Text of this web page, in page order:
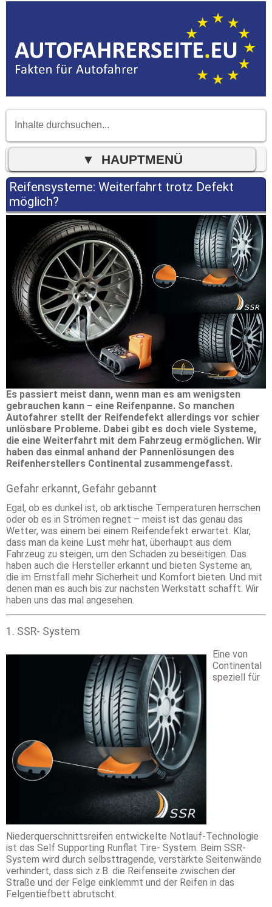
Reifensysteme: Weiterfahrt trotz Defekt
möglich?
Es passiert meist dann, wenn man es am wenigsten
gebrauchen kann – eine Reifenpanne. So manchen
Autofahrer stellt der Reifendefekt allerdings vor schier
unlösbare Probleme. Dabei gibt es doch viele Systeme,
die eine Weiterfahrt mit dem Fahrzeug ermöglichen. Wir
haben das einmal anhand der Pannenlösungen des
Reifenherstellers Continental zusammengefasst.
Gefahr erkannt, Gefahr gebannt
Egal, ob es dunkel ist, ob arktische Temperaturen herrschen
oder ob es in Strömen regnet – meist ist das genau das
Wetter, was einem bei einem Reifendefekt erwartet. Klar,
dass man da keine Lust mehr hat, überhaupt aus dem
Fahrzeug zu steigen, um den Schaden zu beseitigen. Das
haben auch die Hersteller erkannt und bieten Systeme an,
die im Ernstfall mehr Sicherheit und Komfort bieten. Und mit
denen man es auch bis zur nächsten Werkstatt schafft. Wir
haben uns das mal angesehen.
1. SSR- System
Eine von
Continental
speziell für
Niederquerschnittsreifen entwickelte Notlauf-Technologie
ist das Self Supporting Runflat Tire- System. Beim SSR-
System wird durch selbsttragende, verstärkte Seitenwände
verhindert, dass sich z.B. die Reifenseite zwischen der
Straße und der Felge einklemmt und der Reifen in das
Felgentiefbett abrutscht.